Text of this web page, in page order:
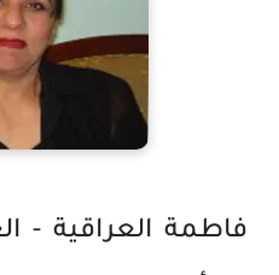
فاطمة العراقية -